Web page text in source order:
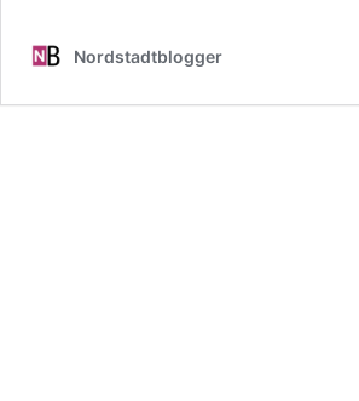
Nordstadtblogger